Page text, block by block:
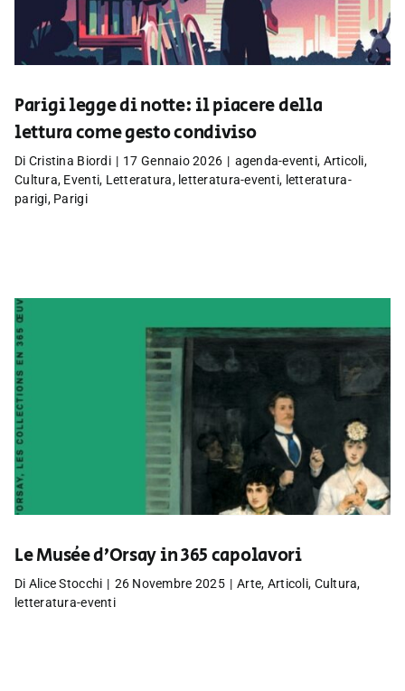
Parigi legge di notte: il piacere della
lettura come gesto condiviso
Di Cristina Biordi | 17 Gennaio 2026 | agenda-eventi, Articoli,
Cultura, Eventi, Letteratura, letteratura-eventi, letteratura-
parigi, Parigi
Le Musée d’Orsay in 365 capolavori
Di Alice Stocchi | 26 Novembre 2025 | Arte, Articoli, Cultura,
letteratura-eventi